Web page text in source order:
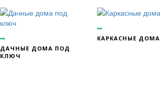
ДАЧНЫЕ ДОМА ПОД
КЛЮЧ
КАРКАСНЫЕ ДОМА